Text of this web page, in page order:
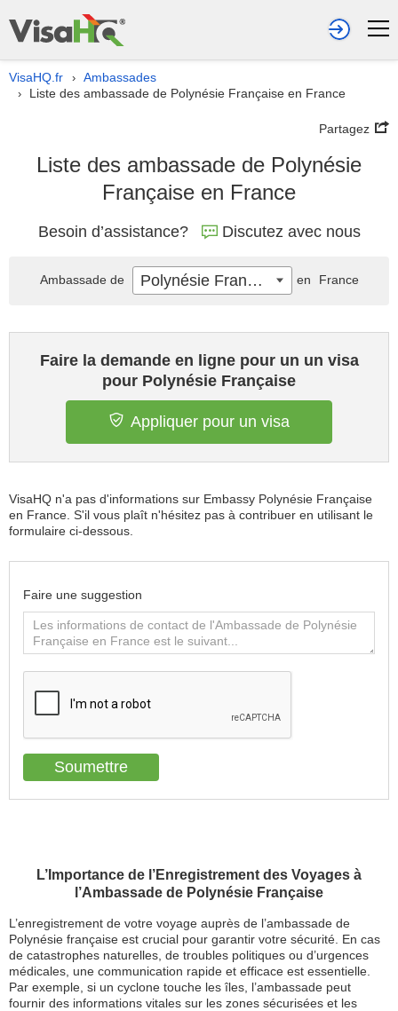
VisaHQ.fr › Ambassades
› Liste des ambassade de Polynésie Française en France
Partagez
Liste des ambassade de Polynésie
Française en France
Besoin d’assistance? Discutez avec nous
L’Importance de l’Enregistrement des Voyages à
l’Ambassade de Polynésie Française
L’enregistrement de votre voyage auprès de l’ambassade de
Polynésie française est crucial pour garantir votre sécurité. En cas
de catastrophes naturelles, de troubles politiques ou d’urgences
médicales, une communication rapide et efficace est essentielle.
Par exemple, si un cyclone touche les îles, l’ambassade peut
fournir des informations vitales sur les zones sécurisées et les
Faire la demande en ligne pour un un visa
pour Polynésie Française
Appliquer pour un visa
VisaHQ n'a pas d'informations sur Embassy Polynésie Française
en France. S'il vous plaît n'hésitez pas à contribuer en utilisant le
formulaire ci-dessous.
Faire une suggestion
Ambassade de Polynésie Française en France